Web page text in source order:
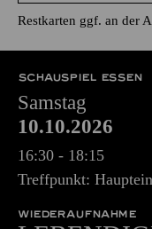
SCHAUSPIEL ESSEN
Samstag
10.10.2026
16:30 - 18:15
Treffpunkt:
WIEDERAUFNAHME
Ein theatraler Gang